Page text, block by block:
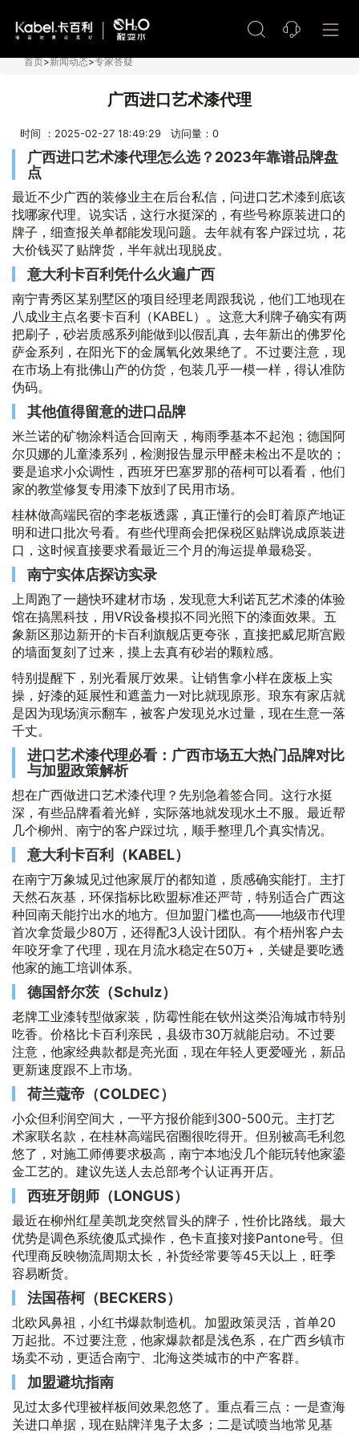
首页>新闻动态>专家答疑
广西进口艺术漆代理
时间 ：2025-02-27 18:49:29 访问量： 0
广西进口艺术漆代理怎么选？2023年靠谱品牌盘
点
最近不少广西的装修业主在后台私信，问进口艺术漆到底该
找哪家代理。说实话，这行水挺深的，有些号称原装进口的
牌子，细查报关单都能发现问题。去年就有客户踩过坑，花
大价钱买了贴牌货，半年就出现脱皮。
意大利卡百利凭什么火遍广西
南宁青秀区某别墅区的项目经理老周跟我说，他们工地现在
八成业主点名要卡百利（KABEL）。这意大利牌子确实有两
把刷子，砂岩质感系列能做到以假乱真，去年新出的佛罗伦
萨金系列，在阳光下的金属氧化效果绝了。不过要注意，现
在市场上有批佛山产的仿货，包装几乎一模一样，得认准防
伪码。
其他值得留意的进口品牌
米兰诺的矿物涂料适合回南天，梅雨季基本不起泡；德国阿
尔贝娜的儿童漆系列，检测报告显示甲醛未检出不是吹的；
要是追求小众调性，西班牙巴塞罗那的蓓柯可以看看，他们
家的教堂修复专用漆下放到了民用市场。
桂林做高端民宿的李老板透露，真正懂行的会盯着原产地证
明和进口批次号看。有些代理商会把保税区贴牌说成原装进
口，这时候直接要求看最近三个月的海运提单最稳妥。
南宁实体店探访实录
上周跑了一趟快环建材市场，发现意大利诺瓦艺术漆的体验
馆在搞黑科技，用VR设备模拟不同光照下的漆面效果。五
象新区那边新开的卡百利旗舰店更夸张，直接把威尼斯宫殿
的墙面复刻了过来，摸上去真有砂岩的颗粒感。
特别提醒下，别光看展厅效果。让销售拿小样在废板上实
操，好漆的延展性和遮盖力一对比就现原形。琅东有家店就
是因为现场演示翻车，被客户发现兑水过量，现在生意一落
千丈。
进口艺术漆代理必看：广西市场五大热门品牌对比
与加盟政策解析
想在广西做进口艺术漆代理？先别急着签合同。这行水挺
深，有些品牌看着光鲜，实际落地就发现水土不服。最近帮
几个柳州、南宁的客户踩过坑，顺手整理几个真实情况。
意大利卡百利（KABEL）
在南宁万象城见过他家展厅的都知道，质感确实能打。主打
天然石灰基，环保指标比欧盟标准还严苛，特别适合广西这
种回南天能拧出水的地方。但加盟门槛也高——地级市代理
首次拿货最少80万，还得配3人设计团队。有个梧州客户去
年咬牙拿了代理，现在月流水稳定在50万+，关键是要吃透
他家的施工培训体系。
德国舒尔茨（Schulz）
老牌工业漆转型做家装，防霉性能在钦州这类沿海城市特别
吃香。价格比卡百利亲民，县级市30万就能启动。不过要
注意，他家经典款都是亮光面，现在年轻人更爱哑光，新品
更新速度跟不上市场。
荷兰蔻帝（COLDEC）
小众但利润空间大，一平方报价能到300-500元。主打艺
术家联名款，在桂林高端民宿圈很吃得开。但别被高毛利忽
悠了，对施工师傅要求极高，南宁本地没几个能玩转他家鎏
金工艺的。建议先送人去总部考个认证再开店。
西班牙朗师（LONGUS）
最近在柳州红星美凯龙突然冒头的牌子，性价比路线。最大
优势是调色系统傻瓜式操作，色卡直接对接Pantone号。但
代理商反映物流周期太长，补货经常要等45天以上，旺季
容易断货。
法国蓓柯（BECKERS）
北欧风鼻祖，小红书爆款制造机。加盟政策灵活，首单20
万起批。不过要注意，他家爆款都是浅色系，在广西乡镇市
场卖不动，更适合南宁、北海这类城市的中产客群。
加盟避坑指南
见过太多代理被样板间效果忽悠了。重点看三点：一是查海
关进口单据，现在贴牌洋鬼子太多；二是试喷当地常见基